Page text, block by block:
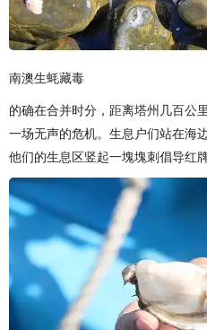
南澳生蚝藏毒
的确在合并时分，距离塔州几百公
一场无声的危机。生息户们站在海
他们的生息区竖起一塊塊刺倡导红牌